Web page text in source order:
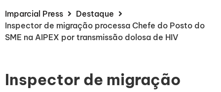
Imparcial Press
Destaque
Inspector de migração processa Chefe do Posto do
SME na AIPEX por transmissão dolosa de HIV
Inspector de migração